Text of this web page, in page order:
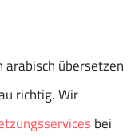
arabisch übersetzen
richtig. Wir
bei